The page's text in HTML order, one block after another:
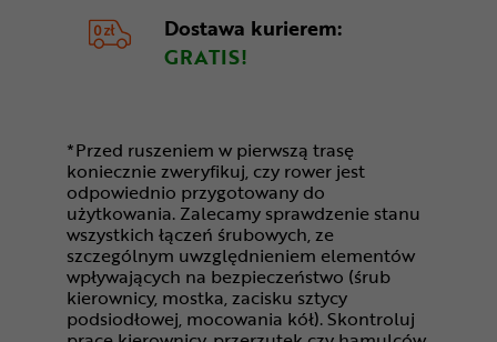
Dostawa kurierem:
GRATIS!
*Przed ruszeniem w pierwszą trasę
koniecznie zweryfikuj, czy rower jest
odpowiednio przygotowany do
użytkowania. Zalecamy sprawdzenie stanu
wszystkich łączeń śrubowych, ze
szczególnym uwzględnieniem elementów
wpływających na bezpieczeństwo (śrub
kierownicy, mostka, zacisku sztycy
podsiodłowej, mocowania kół). Skontroluj